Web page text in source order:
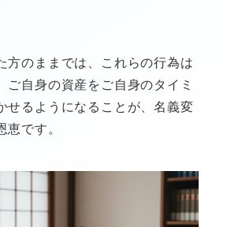
方のままでは、これらの行為は
ご自身の資産をご自身のタイミ
せるようになることが、名義変
です。